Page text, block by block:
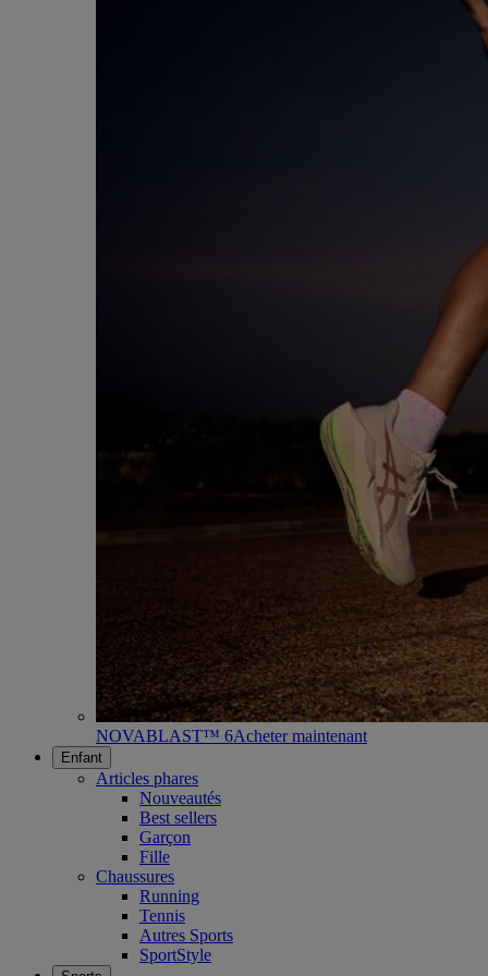
NOVABLAST™ 6Acheter maintenant
Enfant
Articles phares
Nouveautés
Best sellers
Garçon
Fille
Chaussures
Running
Tennis
Autres Sports
SportStyle